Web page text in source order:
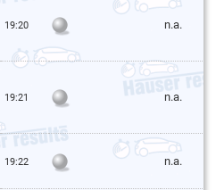
19:20 n.a.
19:21 n.a.
19:22 n.a.